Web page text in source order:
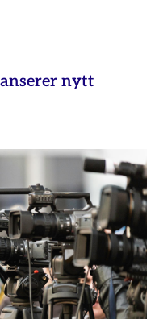
nytt